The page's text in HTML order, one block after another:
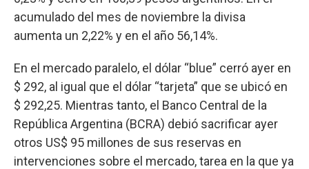
acumulado del mes de noviembre la divisa
aumenta un 2,22% y en el año 56,14%.
En el mercado paralelo, el dólar “blue” cerró ayer en
$ 292, al igual que el dólar “tarjeta” que se ubicó en
$ 292,25. Mientras tanto, el Banco Central de la
República Argentina (BCRA) debió sacrificar ayer
otros US$ 95 millones de sus reservas en
intervenciones sobre el mercado, tarea en la que ya